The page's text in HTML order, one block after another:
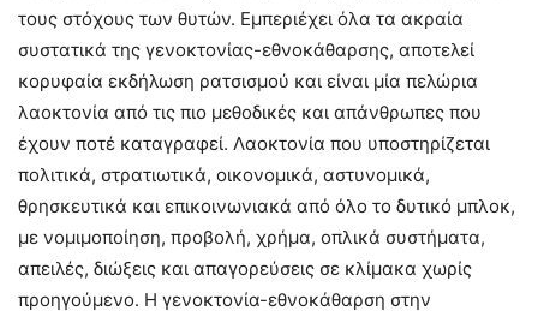
τους στόχους των θυτών. Εμπεριέχει όλα τα ακραία
συστατικά της γενοκτονίας-εθνοκάθαρσης, αποτελεί
κορυφαία εκδήλωση ρατσισμού και είναι μία πελώρια
λαοκτονία από τις πιο μεθοδικές και απάνθρωπες που
έχουν ποτέ καταγραφεί. Λαοκτονία που υποστηρίζεται
πολιτικά, στρατιωτικά, οικονομικά, αστυνομικά,
θρησκευτικά και επικοινωνιακά από όλο το δυτικό μπλοκ,
με νομιμοποίηση, προβολή, χρήμα, οπλικά συστήματα,
απειλές, διώξεις και απαγορεύσεις σε κλίμακα χωρίς
προηγούμενο. Η γενοκτονία-εθνοκάθαρση στην